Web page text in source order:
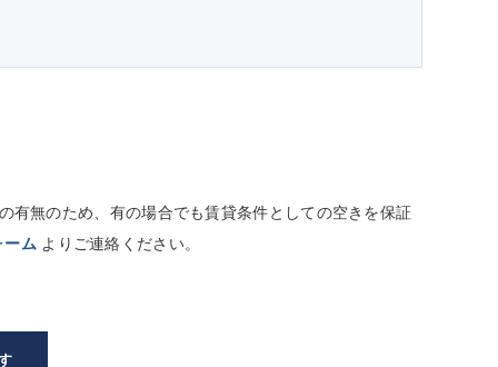
無のため、有の場合でも賃貸条件としての空きを保証
ーム よりご連絡ください。